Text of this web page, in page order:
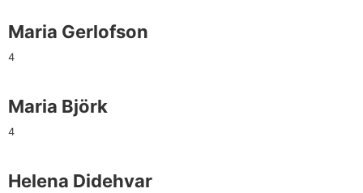
Maria Gerlofson
4
Maria Björk
4
Helena Didehvar